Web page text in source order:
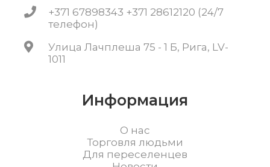
+371 67898343 +371 28612120 (24/7
телефон)
Улица Лачплеша 75 - 1 Б, Рига, LV-
1011
Информация
О нас
Торговля людьми
Для переселенцев